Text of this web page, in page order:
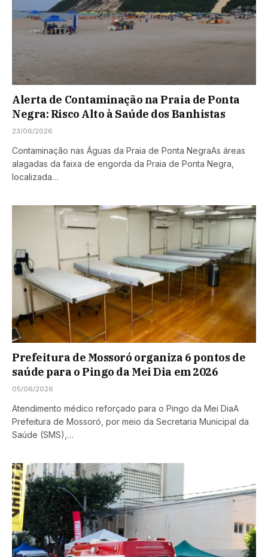
Alerta de Contaminação na Praia de Ponta
Negra: Risco Alto à Saúde dos Banhistas
23/06/2026
Contaminação nas Águas da Praia de Ponta NegraAs áreas
alagadas da faixa de engorda da Praia de Ponta Negra,
localizada…
Prefeitura de Mossoró organiza 6 pontos de
saúde para o Pingo da Mei Dia em 2026
05/06/2026
Atendimento médico reforçado para o Pingo da Mei DiaA
Prefeitura de Mossoró, por meio da Secretaria Municipal da
Saúde (SMS),…